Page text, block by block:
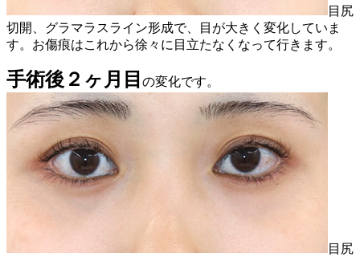
目尻
切開、グラマラスライン形成で、目が大きく変化していま
す。お傷痕はこれから徐々に目立たなくなって行きます。
手術後２ヶ月目 の変化です。
目尻